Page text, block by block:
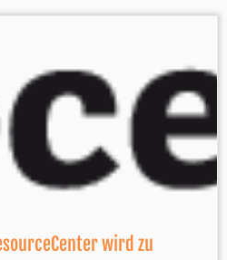
wird zu